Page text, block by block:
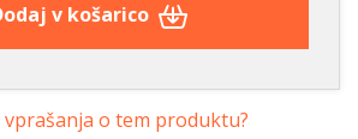
v košarico
o tem produktu?